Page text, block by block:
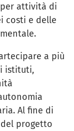
attività di
costi e delle
a più
istituti,
Al fine di
progetto